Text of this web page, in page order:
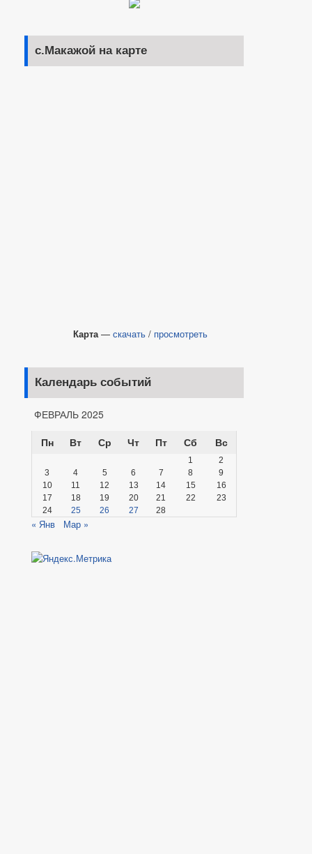
с.Макажой на карте
Карта — скачать / просмотреть
Календарь событий
ФЕВРАЛЬ 2025
Пн
Вт Ср Чт Пт Сб Вс
1
2
3
4 5 6 7 8
9
10
11 12 13 14 15
16
17
18 19 20 21 22
23
24
25 26 27 28
« Янв Мар »